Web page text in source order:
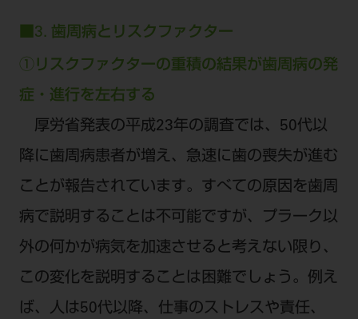
■3. 歯周病とリスクファクター
①リスクファクターの重積の結果が歯周病の発
症・進行を左右する
厚労省発表の平成23年の調査では、50代以
降に歯周病患者が増え、急速に歯の喪失が進む
ことが報告されています。すべての原因を歯周
病で説明することは不可能ですが、プラーク以
外の何かが病気を加速させると考えない限り、
この変化を説明することは困難でしょう。例え
ば、人は50代以降、仕事のストレスや責任、